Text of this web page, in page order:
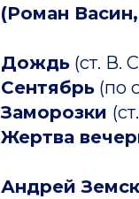
(Роман
Дождь (ст. В.
Сентябрь (по
Заморозки
Жертва
Андрей